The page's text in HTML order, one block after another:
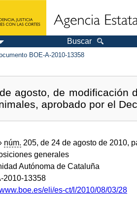
Buscar
BOE-A-2010-13358
agosto, de modificación
aprobado por el
núm. 205, de 24 de agosto de 2010,
generales
Autónoma de Cataluña
2010-13358
eli/es-ct/l/2010/08/03/28